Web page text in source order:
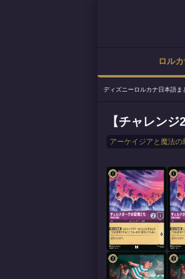
ロル
ディズニーロルカナ日本語ま
【チャレン
アーケイジアと魔法の